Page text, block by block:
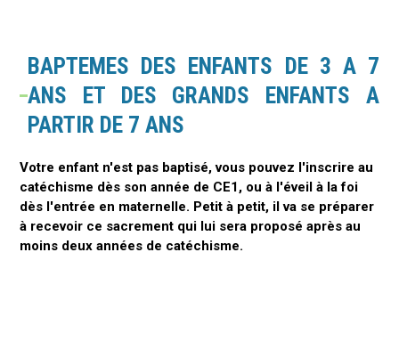
​BAPTEMES DES ENFANTS DE 3 A 7
ANS ET​ DES GRANDS ENFANTS A
PARTIR DE 7 ANS
Votre enfant n'est pas baptisé, vous pouvez l'inscrire au
catéchisme dès son année de CE1, ou à l'éveil à la foi
dès l'entrée en maternelle. Petit à petit, il va se préparer
à recevoir ce sacrement qui lui sera proposé après au
moins deux années de catéchisme.